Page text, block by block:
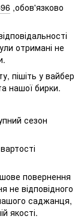
,обов'язково
отримані не
пішіть у вайбер
нашої бирки.
сезон
повернення
не відповідного
саджанця,
якості.